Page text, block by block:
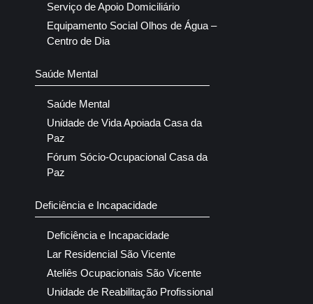
Serviço de Apoio Domiciliário
Equipamento Social Olhos de Água –
Centro de Dia
Saúde Mental
Saúde Mental
Unidade de Vida Apoiada Casa da
Paz
Fórum Sócio-Ocupacional Casa da
Paz
Deficiência e Incapacidade
Deficiência e Incapacidade
Lar Residencial São Vicente
Ateliês Ocupacionais São Vicente
Unidade de Reabilitação Profissional